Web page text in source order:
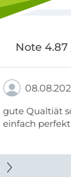
Note
gute Qualtiät
einfach perfekt